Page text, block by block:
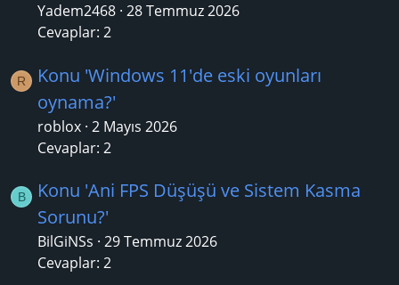
Yadem2468 28 Temmuz 2026
Cevaplar: 2
R
Konu 'Windows 11'de eski oyunları
oynama?'
roblox 2 Mayıs 2026
Cevaplar: 2
B
Konu 'Ani FPS Düşüşü ve Sistem Kasma
Sorunu?'
BilGiNSs 29 Temmuz 2026
Cevaplar: 2